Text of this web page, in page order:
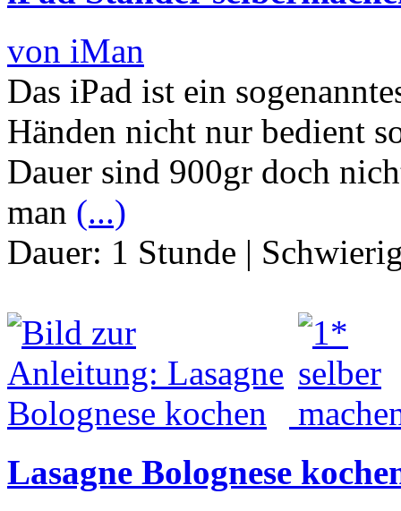
von iMan
Das iPad ist ein
Händen nicht nur bedient
Dauer sind 900gr doch
man (...)
Dauer: 1 Stunde |
Lasagne Bolognese